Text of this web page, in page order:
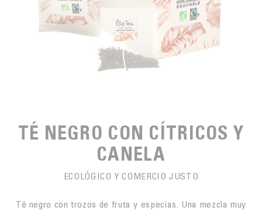
CAFÉS JUSTOS
ACCESORIOS PARA EL TÉ
PARA PICAR
PARA LLEVAR
BLOG CAFÉ
LOS PEQUEÑOS PRODUCTORES
ACTIVIDADES
Contact
TÉ NEGRO CON CÍTRICOS Y
CANELA
ECOLÓGICO Y COMERCIO JUSTO
Té negro con trozos de fruta y especias. Una mezcla muy